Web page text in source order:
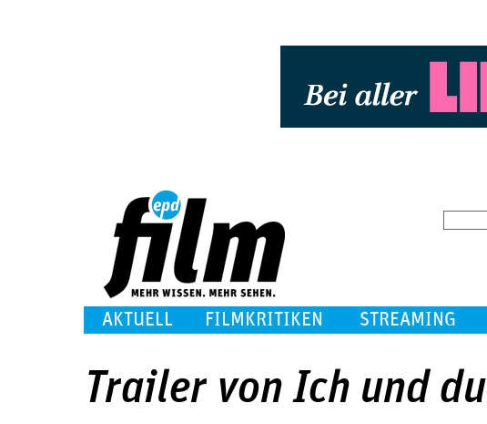
AKTUELL FILMKRITIKEN STREAMING
Trailer von Ich und du